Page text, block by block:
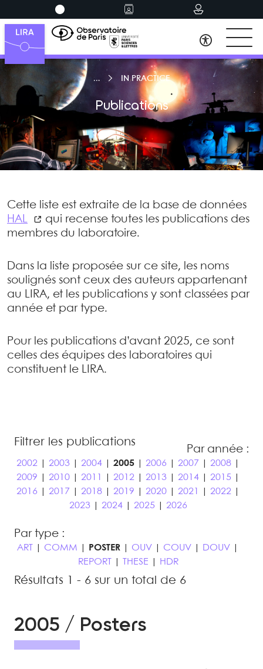
IN PRACTICE
Publications
Cette liste est extraite de la base de données
HAL
qui recense toutes les publications des
membres du laboratoire.
Dans la liste proposée sur ce site, les noms
soulignés sont ceux des auteurs appartenant
au LIRA, et les publications y sont classées par
année et par type.
Pour les publications d’avant 2025, ce sont
celles des équipes des laboratoires qui
constituent le LIRA.
Filtrer les publications
Par année :
2002| 2003| 2004| 2005| 2006 2007 2008|
2009
2010| 2011 2012| 2013| 2014| 2015|
2016
2017 2018| 2019 2020| 2021 2022|
2023| 2024| 2025| 2026
Par type :
ART COMM POSTER OUV COUV DOUV
REPORT
THESE HDR
Résultats 1 - 6 sur un total de 6
2005 / Posters